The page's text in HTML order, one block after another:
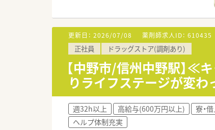
■世界14カ国(約300社)に展
■全国に約300店舗を展開し
クリニックの誘致など新た
≪多種多様なキャリアパス
■調剤・OTCの担当として経
門性の高い業務に携わる事
■管理薬剤師以降は、自分が
■「社内・グループ公募制度
る事も可能です。
更新日： 2026/07/08 薬剤師求人ID： 610435
正社員 ドラッグストア(調剤あり)
【中野市/信州中野駅】≪
りライフステージが変わ
週32h以上 高給与(600万円以上) 寮・
ヘルプ体制充実